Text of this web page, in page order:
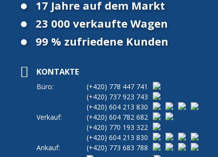
17 Jahre auf dem Markt
23 000 verkaufte Wagen
99 % zufriedene Kunden
KONTAKTE
Büro: (+420) 778 447 741
(+420) 737 923 743
(+420) 604 213 830
Verkauf:
(+420) 604 782 682
(+420) 770 193 322
(+420) 604 213 830
Ankauf:
(+420) 773 683 788